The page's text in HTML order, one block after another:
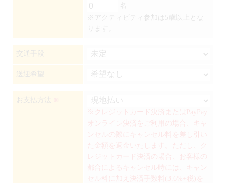
名
※アクティビティ参加は5歳以上とな
交通手段
送迎希望
お支払方法
※クレジットカード決済またはPayPay
オンライン決済をご利用の場合、キャ
ンセルの際にキャンセル料を差し引い
た金額を返金いたします。ただし、ク
レジットカード決済の場合、お客様の
都合によるキャンセル時には、キャン
セル料に加え決済手数料(3.6%+税)を